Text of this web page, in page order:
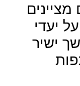
יעדי
ישיר